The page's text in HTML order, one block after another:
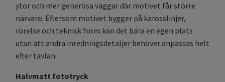
ytor och mer generösa väggar där motivet får större
närvaro. Eftersom motivet bygger på karosslinjer,
rörelse och teknisk form kan det bära en egen plats
utan att andra inredningsdetaljer behöver anpassas helt
efter tavlan.
Halvmatt fototryck